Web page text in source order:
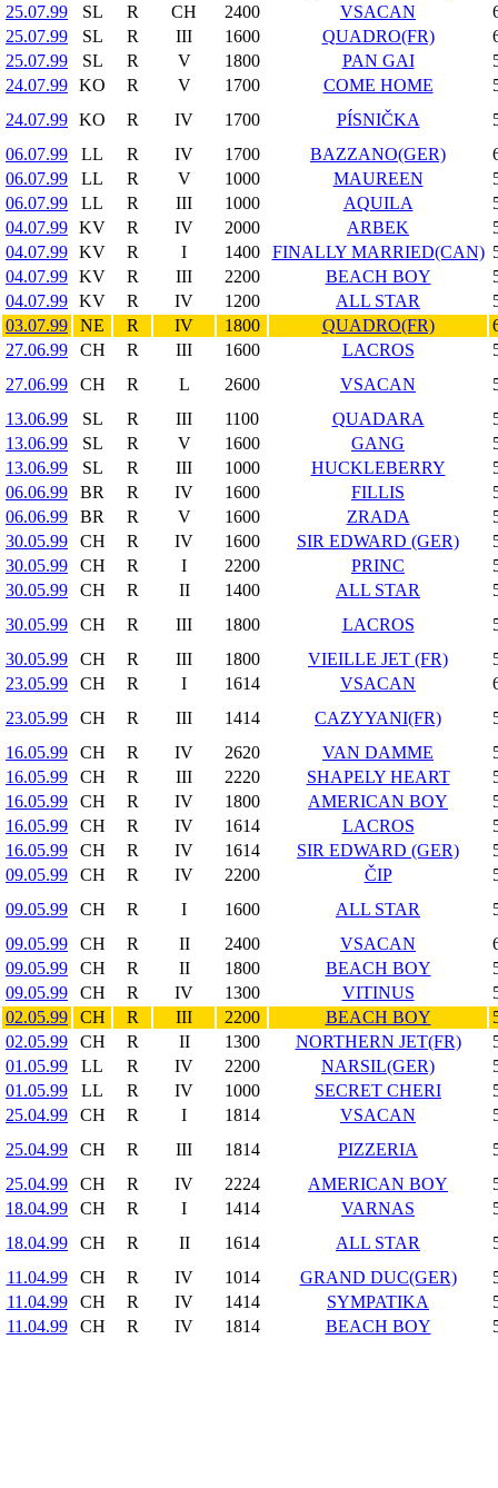
25.07.99
SL R CH 2400 VSACAN
25.07.99
SL R III 1600 QUADRO(FR)
25.07.99
SL R V 1800 PAN GAI
24.07.99 KO R V 1700 COME HOME
24.07.99 KO R IV 1700 PÍSNIČKA
06.07.99
LL R IV 1700 BAZZANO(GER)
06.07.99
LL R V 1000 MAUREEN
06.07.99
LL R III 1000 AQUILA
04.07.99 KV R IV 2000 ARBEK
04.07.99 KV R I 1400 FINALLY MARRIED(CAN)
04.07.99 KV R III 2200 BEACH BOY
04.07.99 KV R IV 1200 ALL STAR
03.07.99
NE R IV 1800 QUADRO(FR)
27.06.99
CH R III 1600 LACROS
27.06.99
CH R L 2600 VSACAN
13.06.99
SL R III 1100 QUADARA
13.06.99
SL R V 1600 GANG
13.06.99
SL R III 1000 HUCKLEBERRY
06.06.99
BR R IV 1600 FILLIS
06.06.99
BR R V 1600 ZRADA
30.05.99
CH R IV 1600 SIR EDWARD (GER)
30.05.99
CH R I 2200 PRINC
30.05.99
CH R II 1400 ALL STAR
30.05.99
CH R III 1800 LACROS
30.05.99
CH R III 1800 VIEILLE JET (FR)
23.05.99
CH R I 1614 VSACAN
23.05.99
CH R III 1414 CAZYYANI(FR)
16.05.99
CH R IV 2620 VAN DAMME
16.05.99
CH R III 2220 SHAPELY HEART
16.05.99
CH R IV 1800 AMERICAN BOY
16.05.99
CH R IV 1614 LACROS
16.05.99
CH R IV 1614 SIR EDWARD (GER)
09.05.99
CH R IV 2200 ČIP
09.05.99
CH R I 1600 ALL STAR
09.05.99
CH R II 2400 VSACAN
09.05.99
CH R II 1800 BEACH BOY
09.05.99
CH R IV 1300 VITINUS
02.05.99
CH R III 2200 BEACH BOY
02.05.99
CH R II 1300 NORTHERN JET(FR)
01.05.99
LL R IV 2200 NARSIL(GER)
01.05.99
LL R IV 1000 SECRET CHERI
25.04.99
CH R I 1814 VSACAN
25.04.99
CH R III 1814 PIZZERIA
25.04.99
CH R IV 2224 AMERICAN BOY
18.04.99
CH R I 1414 VARNAS
18.04.99
CH R II 1614 ALL STAR
11.04.99
CH R IV 1014 GRAND DUC(GER)
11.04.99
CH R IV 1414 SYMPATIKA
11.04.99
CH R IV 1814 BEACH BOY